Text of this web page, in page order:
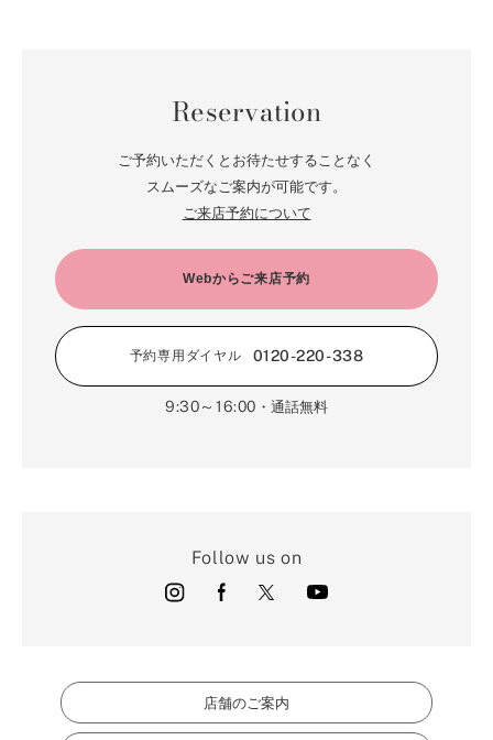
Reservation
ご予約いただくとお待たせすることなく
スムーズなご案内が可能です。
ご来店予約について
Webからご来店予約
予約専用ダイヤル 0120-220-338
9:30～16:00 ・通話無料
Follow us on
店舗のご案内